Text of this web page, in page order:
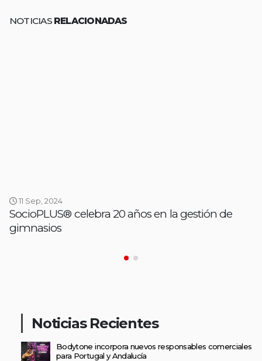
NOTICIAS RELACIONADAS
11 Sep, 2024
SocioPLUS® celebra 20 años en la gestión de
gimnasios
Noticias Recientes
Bodytone incorpora nuevos responsables comerciales
para Portugal y Andalucía